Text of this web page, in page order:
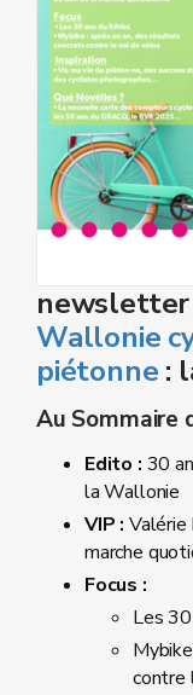
newsletter
Wallonie
piétonne :
Au Sommaire
Edito : 30
la Wallonie
VIP :
marche
Focus :
Les
contre